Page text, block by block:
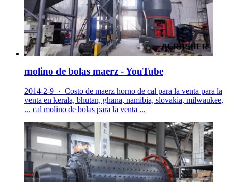
molino de bolas maerz - YouTube
2014-2-9 · Costo de maerz horno de cal para la venta para la
venta en kerala, bhutan, ghana, namibia, slovakia, milwaukee,
... cal molino de bolas para la venta ...